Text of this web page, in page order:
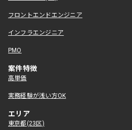
フロントエンドエンジニア
インフラエンジニア
PMO
案件特徴
高単価
実務経験が浅い方OK
エリア
東京都(23区)